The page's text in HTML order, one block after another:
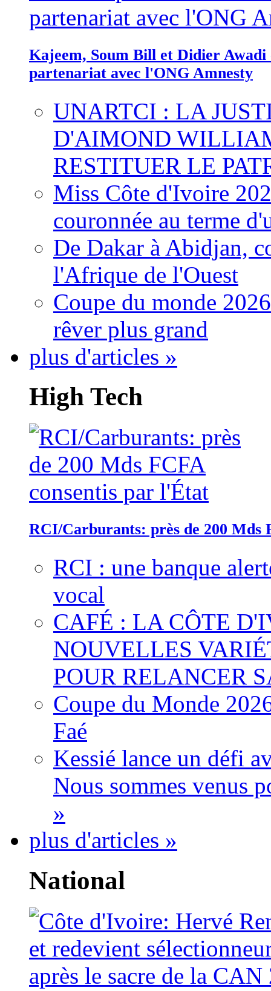
Kajeem, Soum Bill et Didier
partenariat avec l'ONG Amnesty
UNARTCI : LA
D'AIMOND
RESTITUER LE
Miss Côte d'Ivoire
couronnée au terme
De Dakar à Abidjan,
l'Afrique de l'Ouest
Coupe du monde
rêver plus grand
plus d'articles »
High Tech
RCI/Carburants: près de 200 Mds
RCI : une banque
vocal
CAFÉ : LA CÔTE
NOUVELLES
POUR RELANCER
Coupe du Monde
Faé
Kessié lance un défi
Nous sommes venus
»
plus d'articles »
National